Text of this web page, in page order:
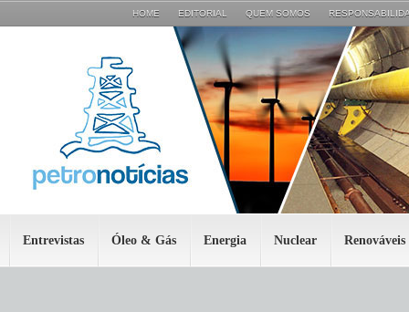
HOME EDITORIAL QUEM SOMOS
Entrevistas Óleo & Gás Energia Nuclear Renováveis